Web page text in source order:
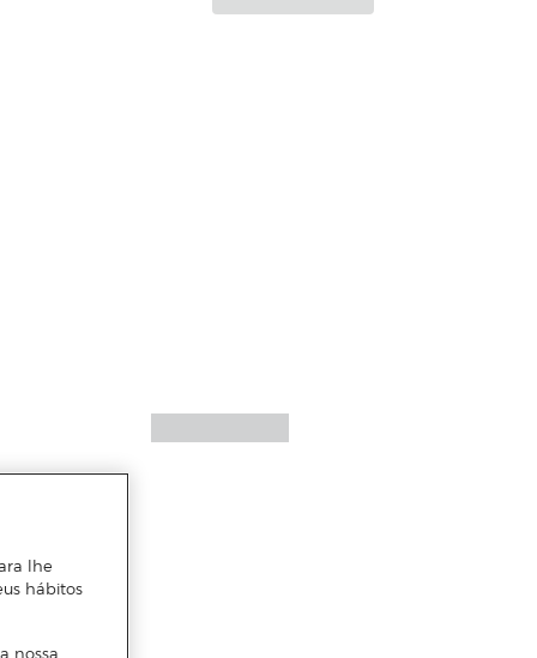
lhe
hábitos
nossa